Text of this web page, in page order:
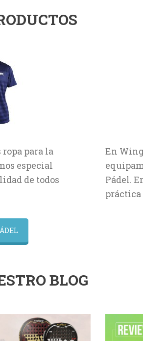
para la
especial
de todos
En
Pádel.
práctica
BLOG